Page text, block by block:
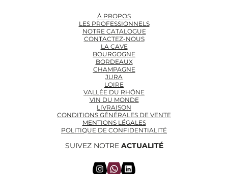
À PROPOS
LES PROFESSIONNELS
NOTRE CATALOGUE
CONTACTEZ-NOUS
LA CAVE
BOURGOGNE
BORDEAUX
CHAMPAGNE
JURA
LOIRE
VALLÉE DU RHÔNE
VIN DU MONDE
LIVRAISON
CONDITIONS GÉNÉRALES DE VENTE
MENTIONS LÉGALES
POLITIQUE DE CONFIDENTIALITÉ
SUIVEZ NOTRE ACTUALITÉ
InstagramWhatsApp LinkedIn